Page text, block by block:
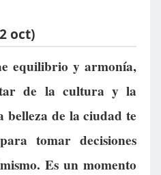
oct)
equilibrio y armonía,
de la cultura y la
belleza de la ciudad te
tomar decisiones
Es un momento